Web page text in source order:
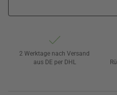
2 Werktage nach Versand
aus DE per DHL